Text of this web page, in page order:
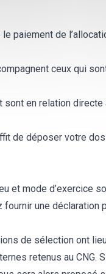
paiement de
ceux qui
en relation
de déposer votre
et mode d’exercice
une déclaration
de sélection ont
retenus au CNG.